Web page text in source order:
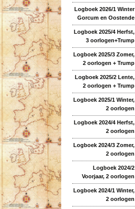
Logboek 2026/1 Winter
Gorcum en Oostende
Logboek 2025/4 Herfst,
3 oorlogen+Trump
Logboek 2025/3 Zomer,
2 oorlogen + Trump
Logboek 2025/2 Lente,
2 oorlogen + Trump
Logboek 2025/1 Winter,
2 oorlogen
Logboek 2024/4 Herfst,
2 oorlogen
Logboek 2024/3 Zomer,
2 oorlogen
Logboek 2024/2
Voorjaar, 2 oorlogen
Logboek 2024/1 Winter,
2 oorlogen